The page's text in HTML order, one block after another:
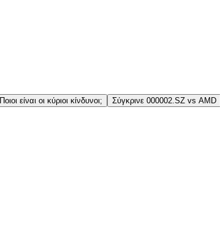
Ποιοι είναι οι κύριοι κίνδυνοι; Σύγκρινε 000002.SZ vs AMD